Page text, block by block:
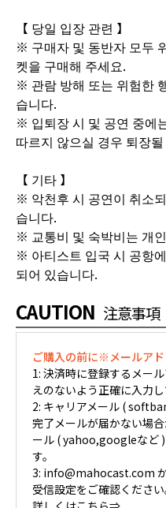
【 당일 입장 관련 】
※ 구매자 및 동반자 모두
켓을 구매해 주세요.
※ 관람 방해 또는 위험한
습니다.
※ 입퇴장 시 및 공연 중에
따르지 않으실 경우 퇴장
【 기타 】
※ 악천후 시 공연이 취소
습니다.
※ 교통비 및 숙박비는 개
※ 아티스트 입국 시 공항
되어 있습니다.
CAUTION 注意事項
ご購入の前に※メールア
1: 決済時に登録するメー
えのないよう正確に入力し
2: キャリアメール (
完了メールが届かない場
ール ( yahoo,googleなど
す。
3: info@mahocast.com
受信設定をご確認ください